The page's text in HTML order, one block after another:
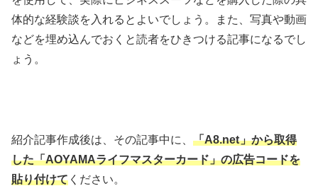
体的な経験談を入れるとよいでしょう。また、写真や動画
などを埋め込んでおくと読者をひきつける記事になるでし
ょう。
紹介記事作成後は、その記事中に、 「A8.net」から取得
した「AOYAMAライフマスターカード」の広告コードを
貼り付けて ください。